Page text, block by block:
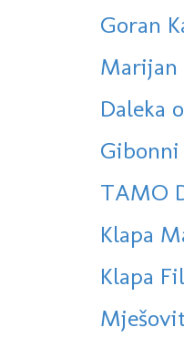
Goran
Marijan
Daleka
TAMO
Klapa
Klapa